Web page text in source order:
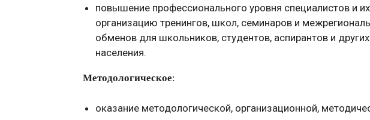
повышение профессионального уровня специалистов и
организацию тренингов, школ, семинаров и
обменов для школьников, студентов, аспирантов и
населения.
Методологическое:
оказание методологической, организационной,